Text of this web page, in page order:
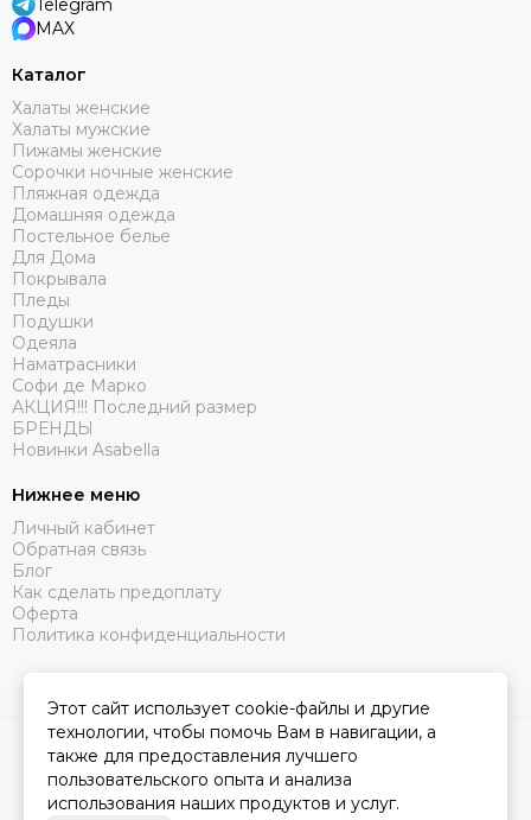
Telegram
MAX
Каталог
Халаты женские
Халаты мужские
Пижамы женские
Сорочки ночные женские
Пляжная одежда
Домашняя одежда
Постельное белье
Для Дома
Покрывала
Пледы
Подушки
Одеяла
Наматрасники
Софи де Марко
АКЦИЯ!!! Последний размер
БРЕНДЫ
Новинки Asabella
Нижнее меню
Личный кабинет
Обратная связь
Блог
Как сделать предоплату
Оферта
Политика конфиденциальности
2026 © Царство Сна.Карта сайта
Этот сайт использует cookie-файлы и другие
технологии, чтобы помочь Вам в навигации, а
также для предоставления лучшего
пользовательского опыта и анализа
использования наших продуктов и услуг.